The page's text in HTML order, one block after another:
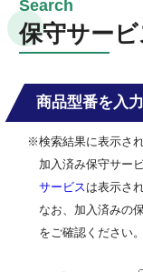
保守サー
商品型番を入
※検索結果に表示さ
加入済み保守サー
サービス は表示さ
なお、加入済みの
をご確認ください。